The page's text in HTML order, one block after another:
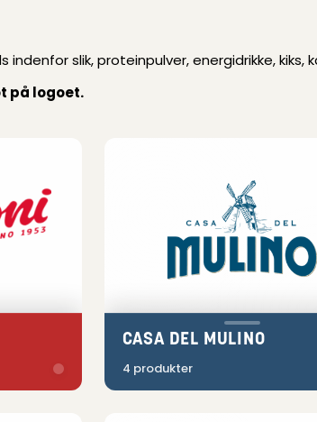
slik, proteinpulver, energidrikke, kiks,
på logoet.
CASA DEL MULINO
4 produkter